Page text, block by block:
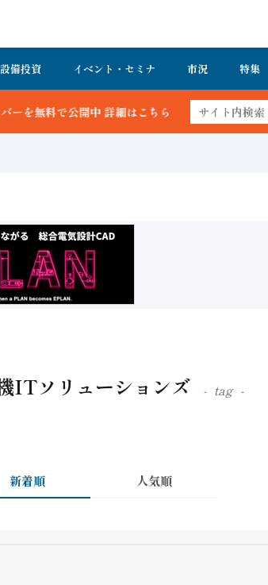
備投資 イベント・セミナ 市況 特集
詳細はこちら
ITソリューションズ tag
新着順 人気順